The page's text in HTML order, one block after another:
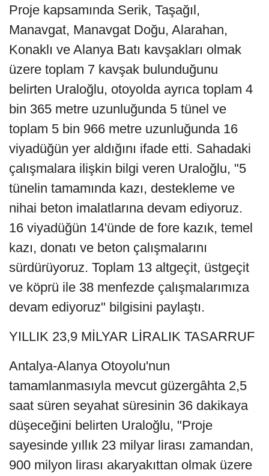
Proje kapsamında Serik, Taşağıl,
Manavgat, Manavgat Doğu, Alarahan,
Konaklı ve Alanya Batı kavşakları olmak
üzere toplam 7 kavşak bulunduğunu
belirten Uraloğlu, otoyolda ayrıca toplam 4
bin 365 metre uzunluğunda 5 tünel ve
toplam 5 bin 966 metre uzunluğunda 16
viyadüğün yer aldığını ifade etti. Sahadaki
çalışmalara ilişkin bilgi veren Uraloğlu, "5
tünelin tamamında kazı, destekleme ve
nihai beton imalatlarına devam ediyoruz.
16 viyadüğün 14'ünde de fore kazık, temel
kazı, donatı ve beton çalışmalarını
sürdürüyoruz. Toplam 13 altgeçit, üstgeçit
ve köprü ile 38 menfezde çalışmalarımıza
devam ediyoruz" bilgisini paylaştı.
YILLIK 23,9 MİLYAR LİRALIK TASARRUF
Antalya-Alanya Otoyolu'nun
tamamlanmasıyla mevcut güzergâhta 2,5
saat süren seyahat süresinin 36 dakikaya
düşeceğini belirten Uraloğlu, "Proje
sayesinde yıllık 23 milyar lirası zamandan,
900 milyon lirası akaryakıttan olmak üzere